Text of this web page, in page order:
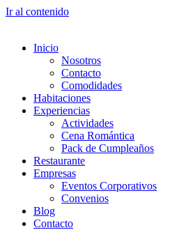
Ir al contenido
Inicio
Nosotros
Contacto
Comodidades
Habitaciones
Experiencias
Actividades
Cena Romántica
Pack de Cumpleaños
Restaurante
Empresas
Eventos Corporativos
Convenios
Blog
Contacto